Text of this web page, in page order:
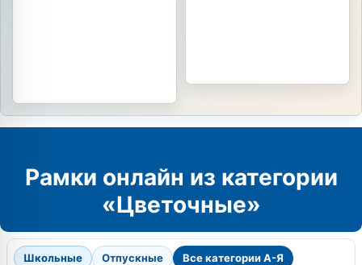
Рамки онлайн из категории
«Цветочные»
Школьные Отпускные Все категории А-Я